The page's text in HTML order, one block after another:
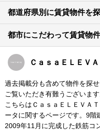
都道府県別に賃貸物件を
都市にこだわって賃貸物
ＣａｓａＥＬＥＶ
過去掲載分も含めて物件を探
ご覧いただき有難うございます
こちらはＣａｓａＥＬＥＶＡ
ータに関するページです。9階
2009年11月に完成した鉄筋コ